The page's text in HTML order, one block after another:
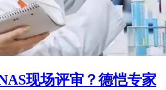
现场评审？德恺专家